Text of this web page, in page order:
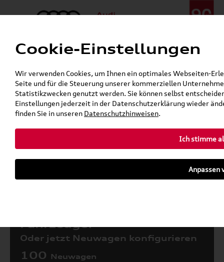
Menü
24h-Pannenhilfe:+49 (0)171 / 870 72 87
Gerade geschlossen
Verkauf:Mo. - Fr. 08:00 - 19:00 Uhr Sa. 09:00 - 13:00 Uhr
Service:Mo. - Fr. 06:00 - 20:00 Uhr Sa. 08:00 - 13:00 Uhr
Zurück zur Startseite
Fahrzeuge:
Oder jetzt Neuwagen konfigurieren
100 Neuwagen
Cookie-Einstellungen
Wir verwenden Cookies, um Ihnen ein optimales Webseiten-
Seite und für die Steuerung unserer kommerziellen
Statistikzwecken genutzt werden. Sie können selbst
Einstellungen jederzeit in der Datenschutzerklärung wieder
finden Sie in unseren Datenschutzhinweisen.
Ich stimme
Anpassen